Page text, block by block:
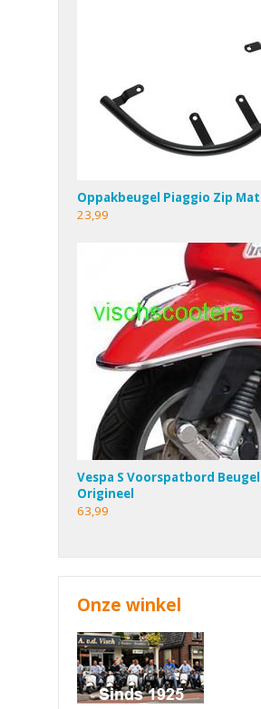
Oppakbeugel Piaggio Zip
23,99
Vespa S Voorspatbord
Origineel
63,99
Onze winkel